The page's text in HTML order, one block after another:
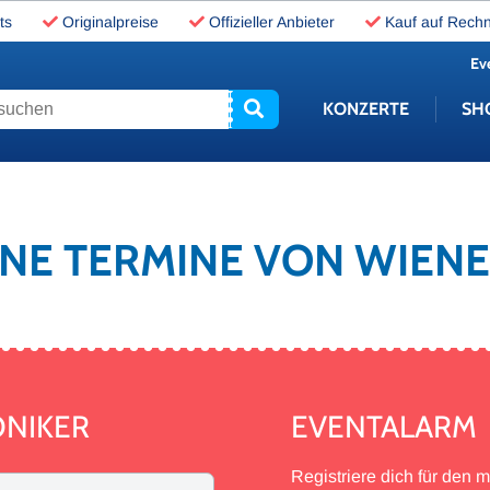
Originalpreise Offizieller Anbieter Kauf auf
KONZERTE
TERMINE VON
EVENTALARM
Registriere dich für den